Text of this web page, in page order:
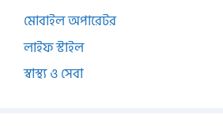
মোবাইল অপারেটর
লাইফ স্টাইল
স্বাস্থ্য ও সেবা